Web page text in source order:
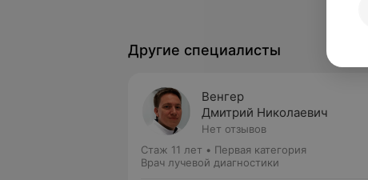
Другие специалисты
Венгер
Дмитрий Николаевич
Нет отзывов
Стаж 11 лет • Первая категория
Врач лучевой диагностики